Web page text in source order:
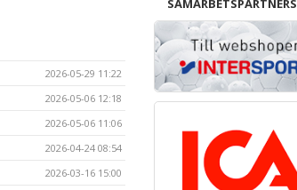
2026-05-29 11:22
2026-05-06 12:18
2026-05-06 11:06
2026-04-24 08:54
2026-03-16 15:00
SAMARBETSPARTNERS